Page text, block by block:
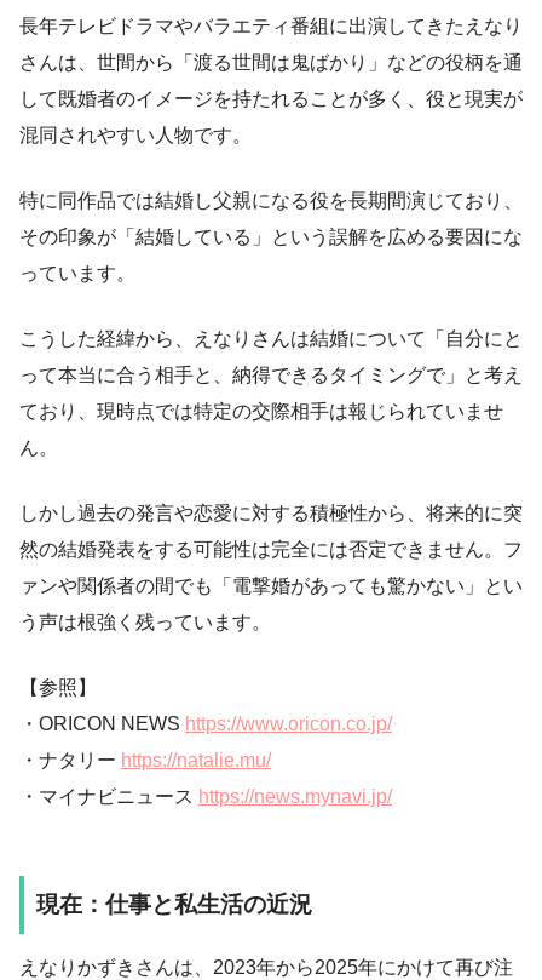
長年テレビドラマやバラエティ番組に出演してきたえなり
さんは、世間から「渡る世間は鬼ばかり」などの役柄を通
して既婚者のイメージを持たれることが多く、役と現実が
混同されやすい人物です。
特に同作品では結婚し父親になる役を長期間演じており、
その印象が「結婚している」という誤解を広める要因にな
っています。
こうした経緯から、えなりさんは結婚について「自分にと
って本当に合う相手と、納得できるタイミングで」と考え
ており、現時点では特定の交際相手は報じられていませ
ん。
しかし過去の発言や恋愛に対する積極性から、将来的に突
然の結婚発表をする可能性は完全には否定できません。フ
ァンや関係者の間でも「電撃婚があっても驚かない」とい
う声は根強く残っています。
【参照】
・ORICON NEWS https://www.oricon.co.jp/
・ナタリー https://natalie.mu/
・マイナビニュース https://news.mynavi.jp/
現在：仕事と私生活の近況
えなりかずきさんは、2023年から2025年にかけて再び注